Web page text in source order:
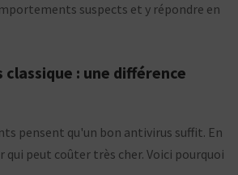
suspects et y répondre en
classique : une différence
pensent qu'un bon antivirus suffit. En
qui peut coûter très cher. Voici pourquoi